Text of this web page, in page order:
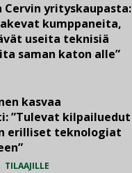
Cervin yrityskaupasta:
kumppaneita,
useita teknisiä
saman katon alle”
kasvaa
”Tulevat kilpailuedut
erilliset teknologiat
TILAAJILLE